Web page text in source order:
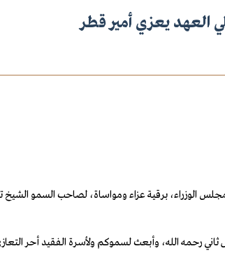
العهد يعزي أمير قطر
الوزراء، برقية عزاء ومواساة، لصاحب السمو
الله، وأبعث لسموكم ولأسرة الفقيد أحر